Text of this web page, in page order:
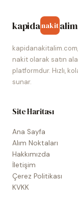
kapidanakit
kapidanakitalim.com,
nakit olarak satın
platformdur. Hızlı,
sunar.
Site Haritası
Ana Sayfa
Alım Noktaları
Hakkımızda
İletişim
Çerez Politikası
KVKK